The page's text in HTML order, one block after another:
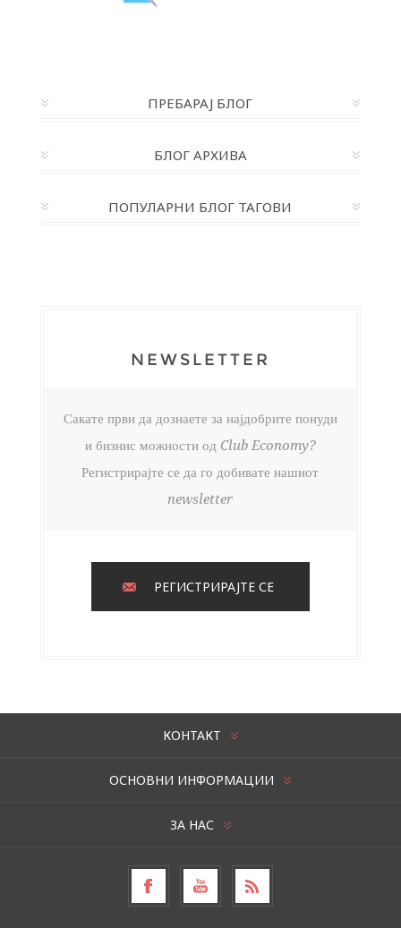
ПРЕБАРАЈ БЛОГ
БЛОГ АРХИВА
ПОПУЛАРНИ БЛОГ ТАГОВИ
NEWSLETTER
Сакате први да дознаете за најдобрите понуди
и бизнис можности од Club Economy?
Регистрирајте се да го добивате нашиот
newsletter
РЕГИСТРИРАЈТЕ СЕ
КОНТАКТ
ОСНОВНИ ИНФОРМАЦИИ
ЗА НАС